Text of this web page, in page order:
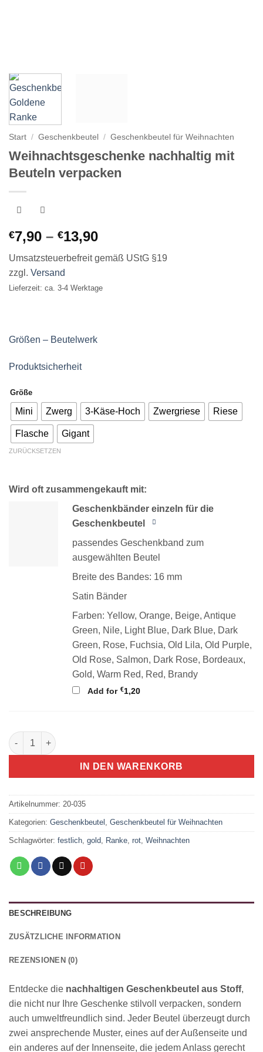
Start / Geschenkbeutel / Geschenkbeutel für Weihnachten
Weihnachtsgeschenke nachhaltig mit
Beuteln verpacken
€7,90 – €13,90Preisspanne:
€7,90
bis
Umsatzsteuerbefreit gemäß UStG §19
zzgl. Versand
Lieferzeit: ca. 3-4 Werktage
Größen – Beutelwerk
Produktsicherheit
Größe
Mini Zwerg 3-Käse-Hoch Zwergriese Riese
Flasche Gigant
ZURÜCKSETZEN
Wird oft zusammengekauft mit:
Geschenkbänder einzeln für die
Geschenkbeutel
passendes Geschenkband zum
ausgewählten Beutel
Breite des Bandes: 16 mm
Satin Bänder
Farben: Yellow, Orange, Beige, Antique
Green, Nile, Light Blue, Dark Blue, Dark
Green, Rose, Fuchsia, Old Lila, Old Purple,
Old Rose, Salmon, Dark Rose, Bordeaux,
Gold, Warm Red, Red, Brandy
Add for €1,20
Weihnachtsgeschenke nachhaltig mit Beuteln verpacken
IN DEN WARENKORB
Artikelnummer: 20-035
Kategorien: Geschenkbeutel Geschenkbeutel für Weihnachten
Schlagwörter: festlich gold Ranke rot Weihnachten
BESCHREIBUNG
ZUSÄTZLICHE INFORMATION
REZENSIONEN (0)
Entdecke die nachhaltigen Geschenkbeutel aus Stoff,
die nicht nur Ihre Geschenke stilvoll verpacken, sondern
auch umweltfreundlich sind. Jeder Beutel überzeugt durch
zwei ansprechende Muster, eines auf der Außenseite und
ein anderes auf der Innenseite, die jedem Anlass gerecht